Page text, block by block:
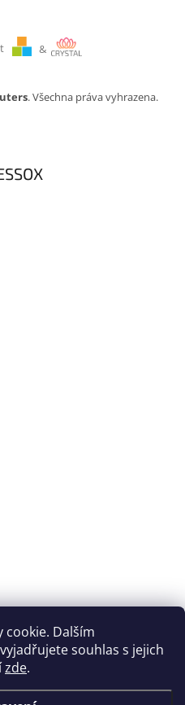
cookie. Dalším
souhlas s jejich
zde.
&
. Všechna práva vyhrazena.